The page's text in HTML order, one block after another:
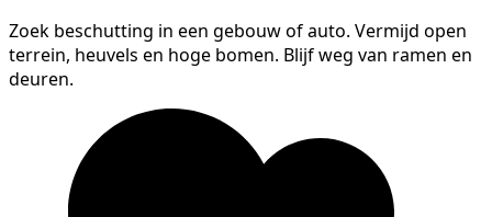
Zoek beschutting in een gebouw of auto. Vermijd open
terrein, heuvels en hoge bomen. Blijf weg van ramen en
deuren.